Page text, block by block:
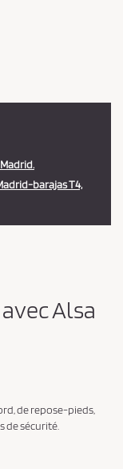
barajas T4,
Alsa
de repose-pieds,
de sécurité.